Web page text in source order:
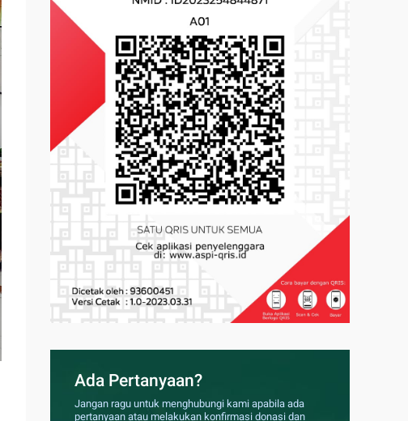
Ada Pertanyaan?
Jangan ragu untuk menghubungi kami apabila ada
pertanyaan atau melakukan konfirmasi donasi dan